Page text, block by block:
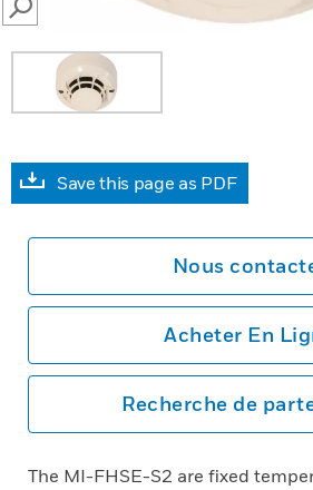
SEARCH
Save this page as PDF
Nous
Acheter En
Recherche de
The MI-FHSE-S2 are fixed